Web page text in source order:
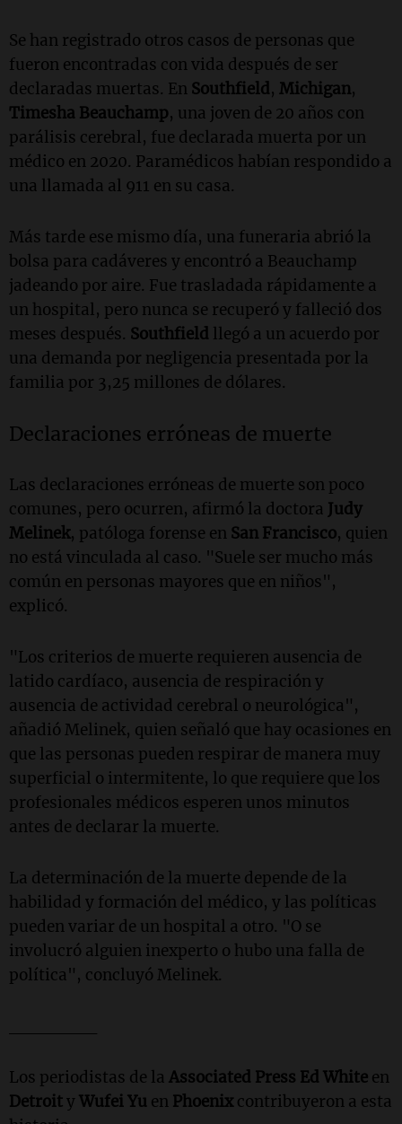
Se han registrado otros casos de personas que
fueron encontradas con vida después de ser
declaradas muertas. En Southfield , Michigan,
Timesha Beauchamp, una joven de 20 años con
parálisis cerebral, fue declarada muerta por un
médico en 2020. Paramédicos habían respondido a
una llamada al 911 en su casa.
Más tarde ese mismo día, una funeraria abrió la
bolsa para cadáveres y encontró a Beauchamp
jadeando por aire. Fue trasladada rápidamente a
un hospital, pero nunca se recuperó y falleció dos
meses después. Southfield llegó a un acuerdo por
una demanda por negligencia presentada por la
familia por 3,25 millones de dólares.
Declaraciones erróneas de muerte
Las declaraciones erróneas de muerte son poco
comunes, pero ocurren, afirmó la doctora Judy
Melinek, patóloga forense en San Francisco, quien
no está vinculada al caso. "Suele ser mucho más
común en personas mayores que en niños",
explicó.
"Los criterios de muerte requieren ausencia de
latido cardíaco, ausencia de respiración y
ausencia de actividad cerebral o neurológica",
añadió Melinek, quien señaló que hay ocasiones en
que las personas pueden respirar de manera muy
superficial o intermitente, lo que requiere que los
profesionales médicos esperen unos minutos
antes de declarar la muerte.
La determinación de la muerte depende de la
habilidad y formación del médico, y las políticas
pueden variar de un hospital a otro. "O se
involucró alguien inexperto o hubo una falla de
política", concluyó Melinek.
Los periodistas de la Associated Press Ed White en
DetroityWufei Yu en Phoenixcontribuyeron a esta